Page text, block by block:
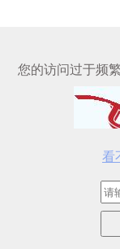
您的访问过于频
看